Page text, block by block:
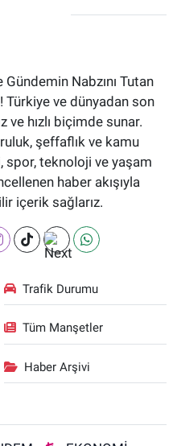
Nabzını Tutan
Türkiye ve dünyadan son
hızlı biçimde sunar.
şeffaflık ve kamu
spor, teknoloji ve yaşam
haber akışıyla
içerik sağlarız.
Trafik Durumu
Tüm Manşetler
Haber Arşivi